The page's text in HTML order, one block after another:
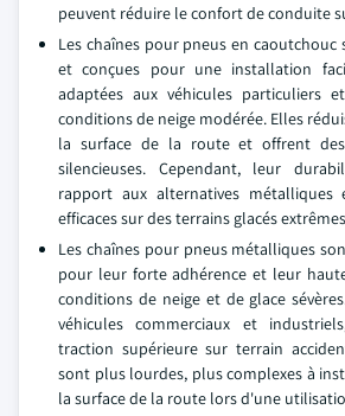
peuvent réduire le confort de conduite
Les chaînes pour pneus en caoutchouc
et conçues pour une installation
adaptées aux véhicules particuliers
conditions de neige modérée. Elles
la surface de la route et offrent
silencieuses. Cependant, leur
rapport aux alternatives
efficaces sur des terrains glacés
Les chaînes pour pneus métalliques
pour leur forte adhérence et leur
conditions de neige et de glace
véhicules commerciaux et
traction supérieure sur terrain
sont plus lourdes, plus complexes à
la surface de la route lors d'une